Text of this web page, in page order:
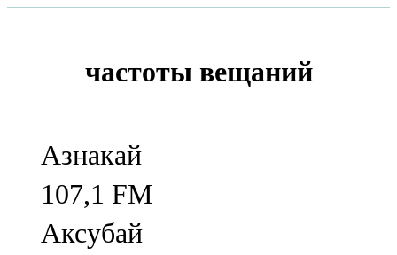
частоты вещаний
Азнакай
107,1 FM
Аксубай